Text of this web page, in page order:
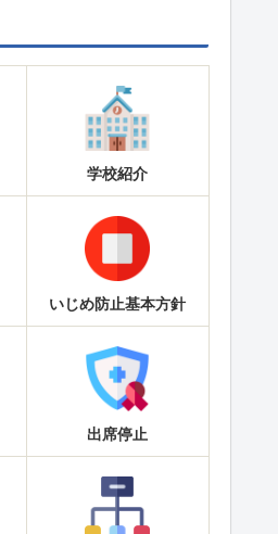
学校紹介
いじめ防止基本方針
出席停止